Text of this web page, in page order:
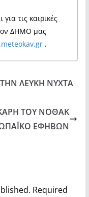
τις καιρικές
ΔΗΜΟ μας
.
ΛΕΥΚΗ ΝΥΧΤΑ
ΤΟΥ ΝΟΘΑΚ
ΕΦΗΒΩΝ
Required